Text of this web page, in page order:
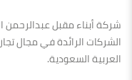
الشركات الرائدة في مجال
العربية السعودية.